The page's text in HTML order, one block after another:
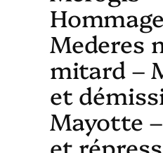
Mederes
mitard –
et
Mayotte
et